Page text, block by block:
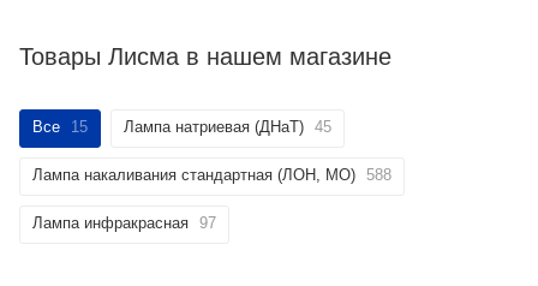
Товары Лисма в нашем магазине
Все 15 Лампа натриевая (ДНаТ) 45
Лампа накаливания стандартная (ЛОН, МО) 588
Лампа инфракрасная 97